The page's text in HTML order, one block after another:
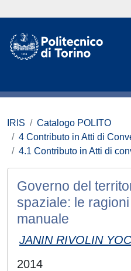
IRIS
Catalogo POLITO
4 Contributo in Atti di
4.1 Contributo in Atti di
Governo del
spaziale: le
manuale
JANIN RIVOLIN
2014